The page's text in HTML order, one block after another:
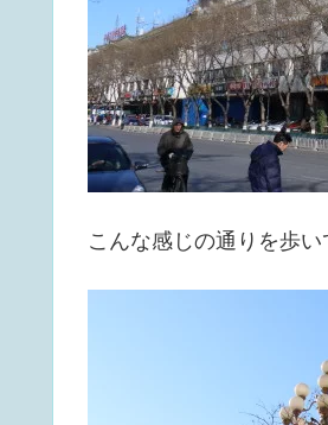
こんな感じの通りを歩い